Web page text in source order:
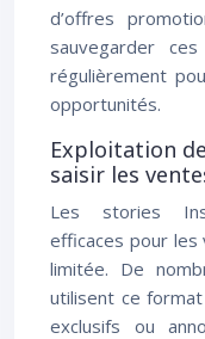
d’offres
sauvegarder
régulièrement
opportunités.
Exploitation
saisir les
Les stories
efficaces pour
limitée. De
utilisent ce
exclusifs ou